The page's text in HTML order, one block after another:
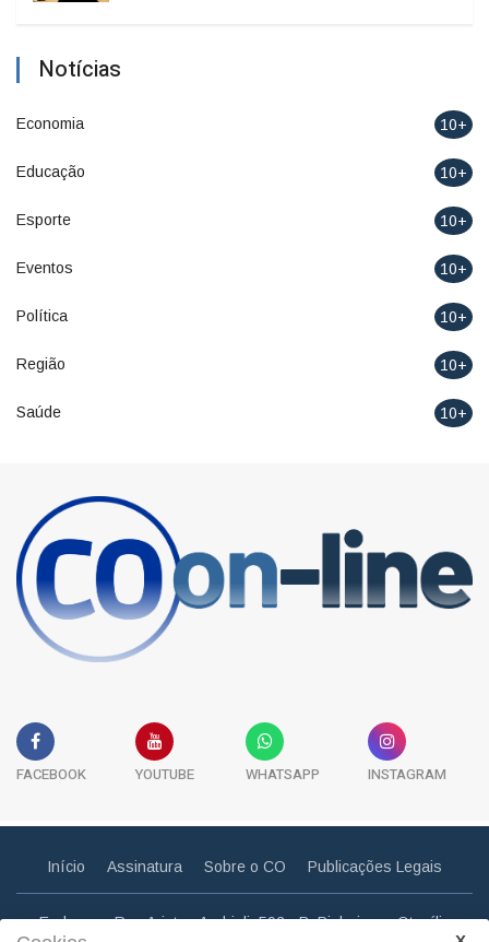
Notícias
Economia 10+
Educação 10+
Esporte 10+
Eventos 10+
Política 10+
Região 10+
Saúde 10+
FACEBOOK YOUTUBE WHATSAPP INSTAGRAM
Início Assinatura Sobre o CO Publicações Legais
Endereço: Rua Aristeu Andrioli, 592 - B. Pinheiros - Otacílio